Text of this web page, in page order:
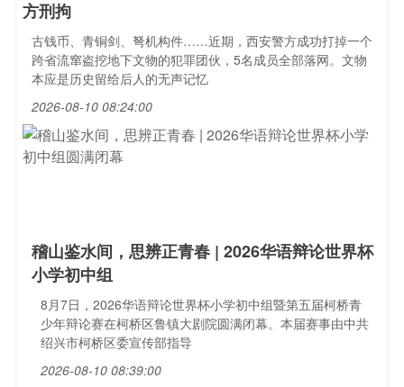
方刑拘
古钱币、青铜剑、弩机构件……近期，西安警方成功打掉一个
跨省流窜盗挖地下文物的犯罪团伙，5名成员全部落网。文物
本应是历史留给后人的无声记忆
2026-08-10 08:24:00
稽山鉴水间，思辨正青春 | 2026华语辩论世界杯
小学初中组
8月7日，2026华语辩论世界杯小学初中组暨第五届柯桥青
少年辩论赛在柯桥区鲁镇大剧院圆满闭幕。本届赛事由中共
绍兴市柯桥区委宣传部指导
2026-08-10 08:39:00